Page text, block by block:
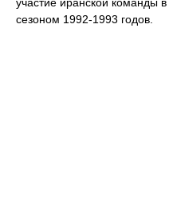
участие иранской команды в
сезоном 1992-1993 годов.